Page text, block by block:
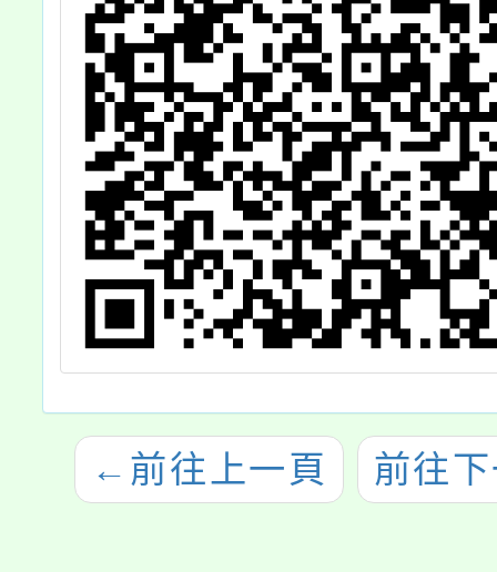
← 前往上一頁 前往